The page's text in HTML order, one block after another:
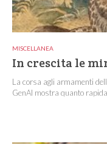
MISCELLANEA
In crescita le
La corsa agli armamenti
GenAI mostra quanto